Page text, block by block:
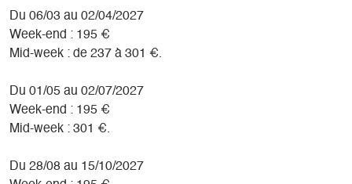
Du 06/03 au 02/04/2027
Week-end : 195 €
Mid-week : de 237 à 301 €.
Du 01/05 au 02/07/2027
Week-end : 195 €
Mid-week : 301 €.
Du 28/08 au 15/10/2027